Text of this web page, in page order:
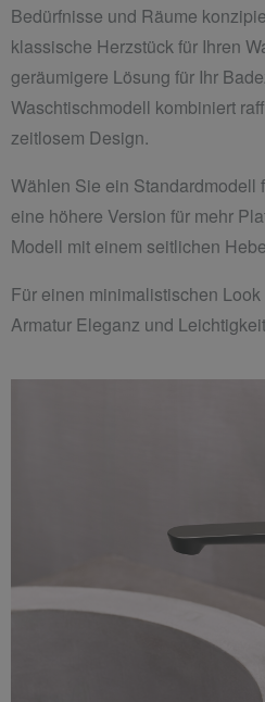
Bedürfnisse und Räume
klassische Herzstück für Ihren
geräumigere Lösung für Ihr
Waschtischmodell kombiniert
zeitlosem Design.
Wählen Sie ein Standardmodell
eine höhere Version für mehr
Modell mit einem seitlichen
Für einen minimalistischen
Armatur Eleganz und